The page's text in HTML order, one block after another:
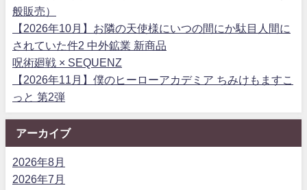
般販売）
【2026年10月】お隣の天使様にいつの間にか駄目人間に
されていた件2 中外鉱業 新商品
呪術廻戦 × SEQUENZ
【2026年11月】僕のヒーローアカデミア ちみけもますこ
っと 第2弾
アーカイブ
2026年8月
2026年7月